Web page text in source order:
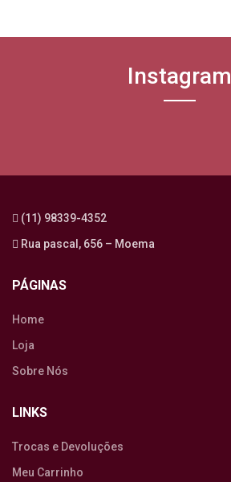
Instagram
(11) 98339-4352
Rua pascal, 656 – Moema
PÁGINAS
Home
Loja
Sobre Nós
LINKS
Trocas e Devoluções
Meu Carrinho